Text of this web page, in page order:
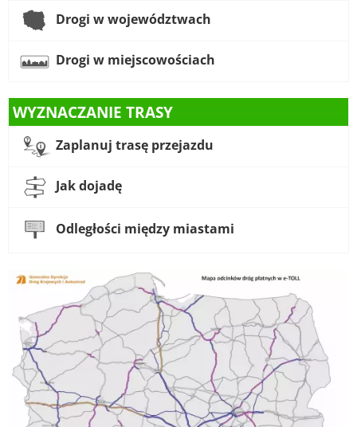
Drogi w województwach
Drogi w miejscowościach
WYZNACZANIE TRASY
Zaplanuj trasę przejazdu
Jak dojadę
Odległości między miastami